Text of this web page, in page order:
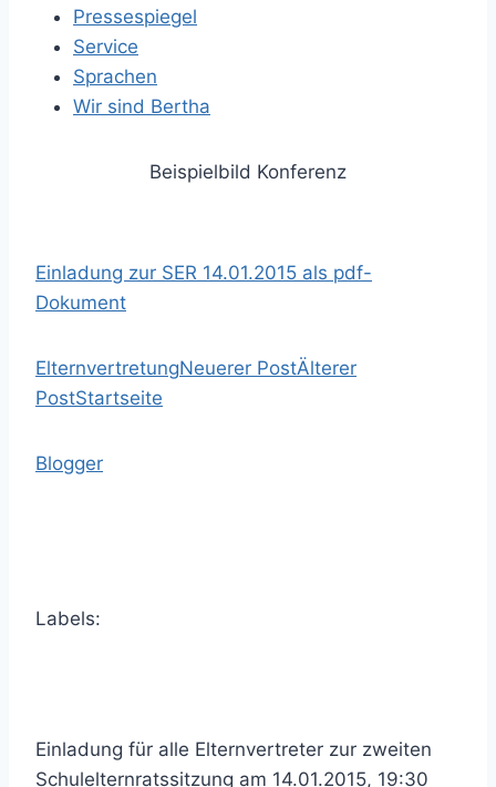
Pressespiegel
Service
Sprachen
Wir sind Bertha
Beispielbild Konferenz
Einladung zur SER 14.01.2015 als pdf-
Dokument
ElternvertretungNeuerer PostÄlterer
PostStartseite
Blogger
Labels:
Einladung für alle Elternvertreter zur zweiten
Schulelternratssitzung am 14.01.2015, 19:30